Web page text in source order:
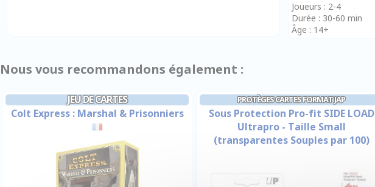
Joueurs : 2-4
Durée : 30-60 min
Âge : 14+
Nous vous recommandons également :
JEU DE CARTES
Colt Express : Marshal & Prisonniers
PROTÈGES CARTES FORMAT JAP
Sous Protection Pro-fit SIDE LOAD
Ultrapro - Taille Small
(transparentes Souples par 100)